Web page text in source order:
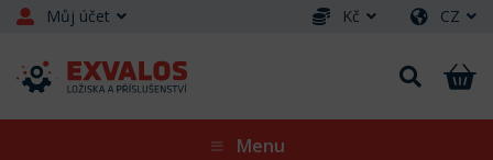
Můj účet Kč CZ
Menu